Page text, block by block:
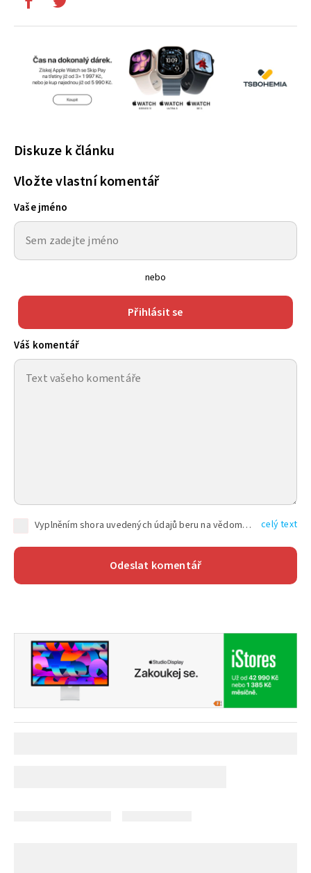
Diskuze k článku
Vložte vlastní komentář
Vaše jméno
nebo
Přihlásit se
Váš komentář
Vyplněním shora uvedených údajů beru na vědomí, že společnost TEXT FACTORY s.r.o., sídlem Brno, Durďákova 336/29, Černá Pole, PSČ: 613 00, IČ: 06157831, zapsané u Krajského soudu v Brně, oddíl C, vložka 100399, bude zpracovávat mé osobní údaje uvedené v rámci mnou vyplněného registračního formuláře na základě oprávněných zájmů TEXT FACTORY s.r.o. dle čl. 6 odst. 1 písm. f) GDPR a pro splnění právních povinností (čl. 6 odst. 1 písm. c) GDPR), a to pro tyto účely: nezbytnost zajistit oprávnění návštěvníka webových stránek provozovaných společností TEXT FACTORY s.r.o. přispívat aktivně ke zveřejněným článkům nebo v rámci diskusních fór a výkon práv TEXT FACTORY s.r.o. jako administrátora těchto diskusních fór. Více informací o zpracování osobních údajů a právech lze nalézt v celý text